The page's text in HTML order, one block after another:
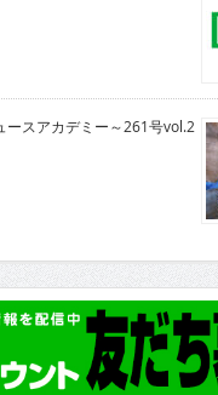
ースアカデミー～261号vol.2